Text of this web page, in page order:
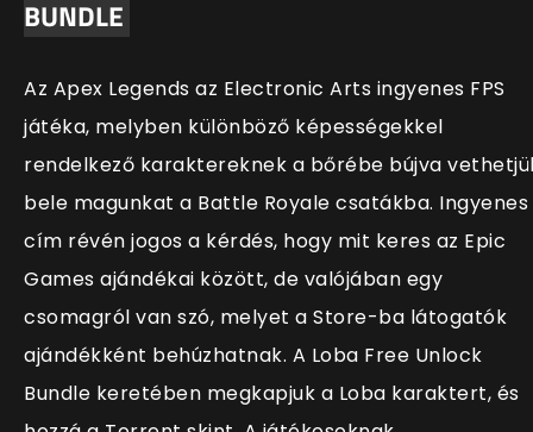
BUNDLE
Az Apex Legends az Electronic Arts ingyenes FPS
játéka, melyben különböző képességekkel
rendelkező karaktereknek a bőrébe bújva
bele magunkat a Battle Royale csatákba. Ingyenes
cím révén jogos a kérdés, hogy mit keres az Epic
Games ajándékai között, de valójában egy
csomagról van szó, melyet a Store-ba látogatók
ajándékként behúzhatnak. A Loba Free Unlock
Bundle keretében megkapjuk a Loba karaktert, és